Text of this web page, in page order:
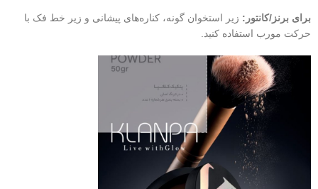
برای برنز/کانتور: زیر استخوان گونه، کناره‌های پیشانی و زیر خط فک با
حرکت مورب استفاده کنید.